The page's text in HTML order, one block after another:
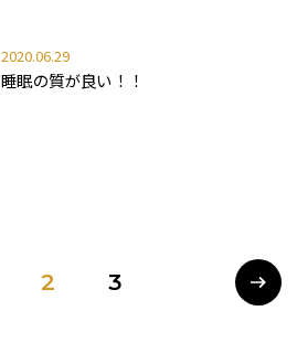
2020.06.29
睡眠の質が良い！！
2 3